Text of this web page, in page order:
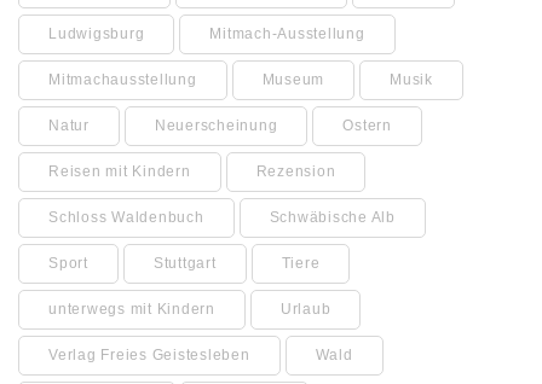
Ludwigsburg Mitmach-Ausstellung
Mitmachausstellung Museum Musik
Natur Neuerscheinung Ostern
Reisen mit Kindern Rezension
Schloss Waldenbuch Schwäbische Alb
Sport Stuttgart Tiere
unterwegs mit Kindern Urlaub
Verlag Freies Geistesleben Wald